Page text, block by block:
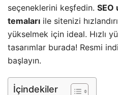
seçeneklerini keşfedin. SEO
temaları ile sitenizi
yükselmek için ideal. Hızlı
tasarımlar burada! Resmi
başlayın.
İçindekiler